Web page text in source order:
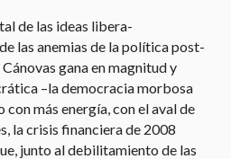
de las ideas libera-
las anemias de la política post-
gana en magnitud y
–la democracia morbosa
más energía, con el aval de
la crisis financiera de 2008
junto al debilitamiento de las